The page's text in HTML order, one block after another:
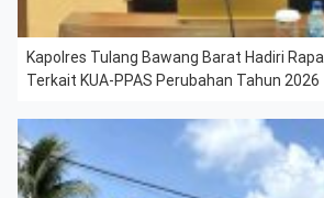
Kapolres Tulang Bawang Barat Hadiri
Terkait KUA-PPAS Perubahan Tahun 2026